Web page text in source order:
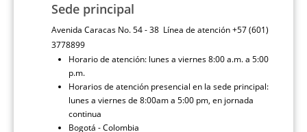
Sede principal
Avenida Caracas No. 54 - 38 Línea de atención +57 (601)
3778899
Horario de atención: lunes a viernes 8:00 a.m. a 5:00
p.m.
Horarios de atención presencial en la sede principal:
lunes a viernes de 8:00am a 5:00 pm, en jornada
continua
Bogotá - Colombia